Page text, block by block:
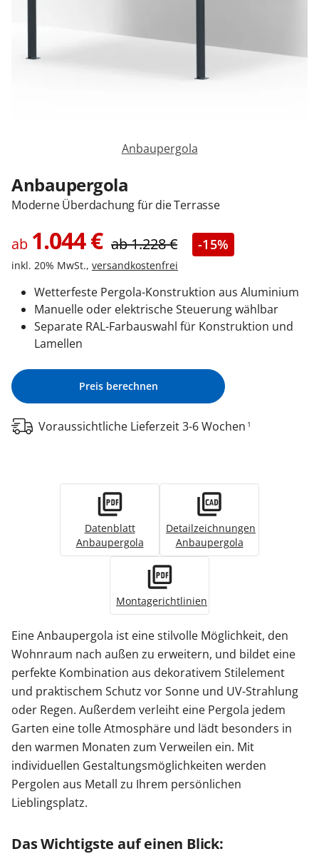
Zäune & Tore
Anmelden / Registrieren
Anbaupergola
Anbaupergola
Moderne Überdachung für die Terrasse
ab 1.044€ ab1.228€ -15%
inkl. 20% MwSt., versandkostenfrei
Wetterfeste Pergola-Konstruktion aus Aluminium
Manuelle oder elektrische Steuerung wählbar
Separate RAL-Farbauswahl für Konstruktion und
Lamellen
Preis berechnen
Voraussichtliche Lieferzeit 3-6 Wochen 1
Datenblatt
Anbaupergola
Detailzeichnungen
Anbaupergola
Montagerichtlinien
Eine Anbaupergola ist eine stilvolle Möglichkeit, den
Wohnraum nach außen zu erweitern, und bildet eine
perfekte Kombination aus dekorativem Stilelement
und praktischem Schutz vor Sonne und UV-Strahlung
oder Regen. Außerdem verleiht eine Pergola jedem
Garten eine tolle Atmosphäre und lädt besonders in
den warmen Monaten zum Verweilen ein. Mit
individuellen Gestaltungsmöglichkeiten werden
Pergolen aus Metall zu Ihrem persönlichen
Lieblingsplatz.
Das Wichtigste auf einen Blick: